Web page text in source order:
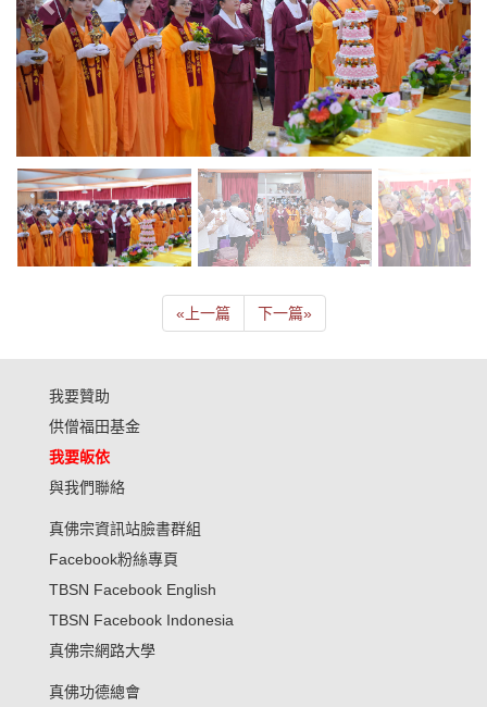
« 上一篇 下一篇»
我要贊助
供僧福田基金
我要皈依
與我們聯絡
真佛宗資訊站臉書群組
Facebook粉絲專頁
TBSN Facebook English
TBSN Facebook Indonesia
真佛宗網路大學
真佛功德總會